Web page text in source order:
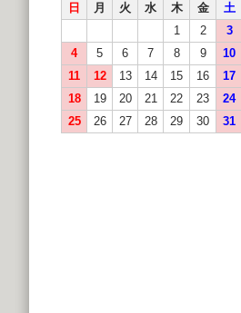
日
月 火 水 木 金
土
1
2
3
4
5 6 7 8 9
10
11
12 13 14 15 16
17
18
19 20 21 22 23
24
25
26 27 28 29 30 31